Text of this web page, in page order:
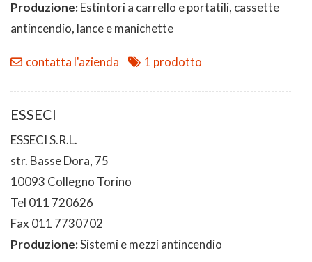
Produzione:Estintori a carrello e portatili, cassette
antincendio, lance e manichette
contatta l'azienda 1 prodotto
ESSECI
ESSECI S.R.L.
str. Basse Dora, 75
10093 Collegno Torino
Tel 011 720626
Fax 011 7730702
Produzione:Sistemi e mezzi antincendio